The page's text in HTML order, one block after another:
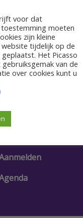
voor dat
moeten
zijn kleine
tijdelijk op de
Het Picasso
van de
over cookies kunt u